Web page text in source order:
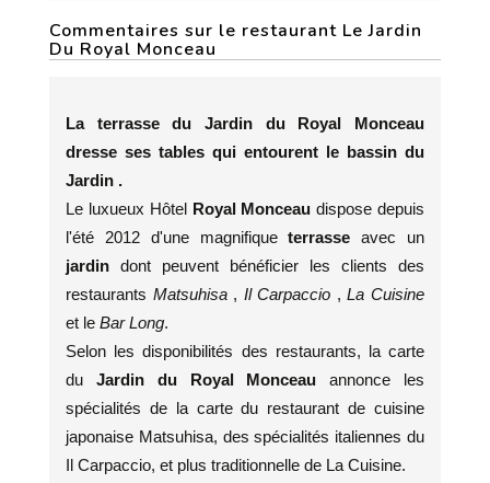
Commentaires sur le restaurant Le Jardin
Du Royal Monceau
La terrasse du Jardin du Royal Monceau
dresse ses tables qui entourent le bassin du
Jardin .
Le luxueux Hôtel Royal Monceaudispose depuis
l'été 2012 d'une magnifiqueterrasse avec un
jardin dont peuvent bénéficier les clients des
restaurants Matsuhisa, Il Carpaccio ,La Cuisine
et le Bar Long.
Selon les disponibilités des restaurants, la carte
du Jardin du Royal Monceauannonce les
spécialités de la carte du restaurant de cuisine
japonaise Matsuhisa, des spécialités italiennes du
Il Carpaccio, et plus traditionnelle de La Cuisine.